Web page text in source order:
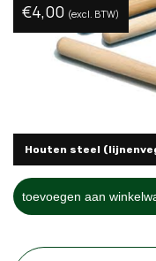
Houten steel
€4,00 (excl. BTW)
toevoegen aan